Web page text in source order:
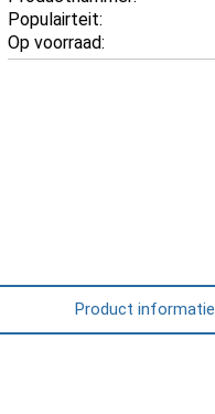
Populairteit:
Op voorraad:
Product informatie